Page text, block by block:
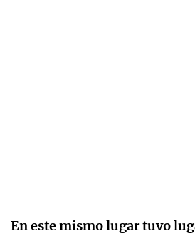
En este mismo lugar tuvo